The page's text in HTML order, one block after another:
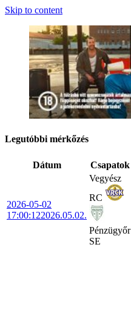
Skip to content
Legutóbbi mérkőzés
Dátum Csapatok
2026-05-02
17:00:122026.05.02.
Vegyész
RC
Pénzügyőr
SE